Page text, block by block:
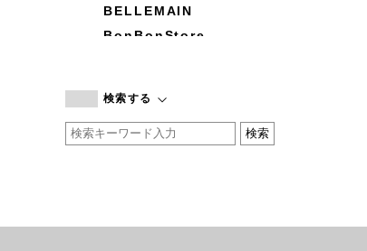
BELLEMAIN
BonBonStore
by basics
CATWORTH
cohan
検索する